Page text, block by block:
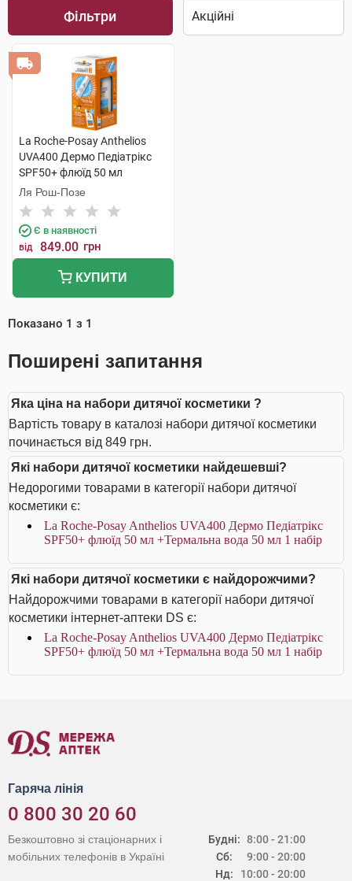
Фільтри
La Roche-Posay Anthelios
UVA400 Дермо Педіатрікс
SPF50+ флюїд 50 мл
+Термальна вода 50 мл 1
набір
Ля Рош-Позе
Є в наявності
від 849.00 грн
КУПИТИ
Показано 1 з 1
Поширені запитання
Яка ціна на набори дитячої косметики ?
Вартість товару в каталозі набори дитячої косметики
починається від 849 грн.
Які набори дитячої косметики найдешевші?
Недорогими товарами в категорії набори дитячої
косметики є:
La Roche-Posay Anthelios UVA400 Дермо Педіатрікс
SPF50+ флюїд 50 мл +Термальна вода 50 мл 1 набір
Які набори дитячої косметики є найдорожчими?
Найдорожчими товарами в категорії набори дитячої
косметики інтернет-аптеки DS є:
La Roche-Posay Anthelios UVA400 Дермо Педіатрікс
SPF50+ флюїд 50 мл +Термальна вода 50 мл 1 набір
Гаряча лінія
0 800 30 20 60
Будні:
Сб:
Нд:
8:00 - 21:00
9:00 - 20:00
10:00 - 20:00
Безкоштовно зі стаціонарних і
мобільних телефонів в Україні